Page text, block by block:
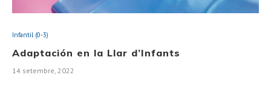
Infantil (0-3)
Adaptación en la Llar d’Infants
14 setembre, 2022